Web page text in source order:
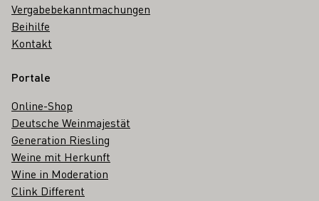
Vergabebekanntmachungen
Beihilfe
Kontakt
Portale
Online-Shop
Deutsche Weinmajestät
Generation Riesling
Weine mit Herkunft
Wine in Moderation
Clink Different